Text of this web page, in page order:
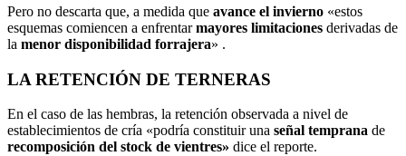
Pero no descarta que, a medida que avance el invierno «estos
esquemas comiencen a enfrentarmayores limitaciones derivadas de
la menor disponibilidad forrajera» .
LA RETENCIÓN DE TERNERAS
En el caso de las hembras, la retención observada a nivel de
establecimientos de cría «podría constituir una señal temprana de
recomposición del stock de vientres» dice el reporte.